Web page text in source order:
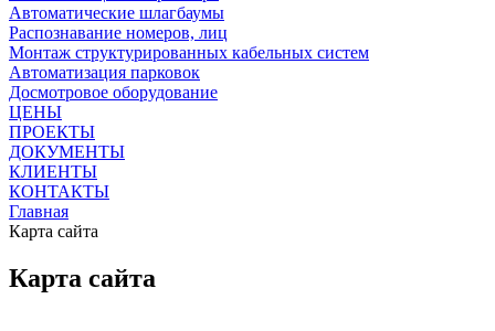
Автоматические шлагбаумы
Распознавание номеров, лиц
Монтаж структурированных кабельных систем
Автоматизация парковок
Досмотровое оборудование
ЦЕНЫ
ПРОЕКТЫ
ДОКУМЕНТЫ
КЛИЕНТЫ
КОНТАКТЫ
Главная
Карта сайта
Карта сайта